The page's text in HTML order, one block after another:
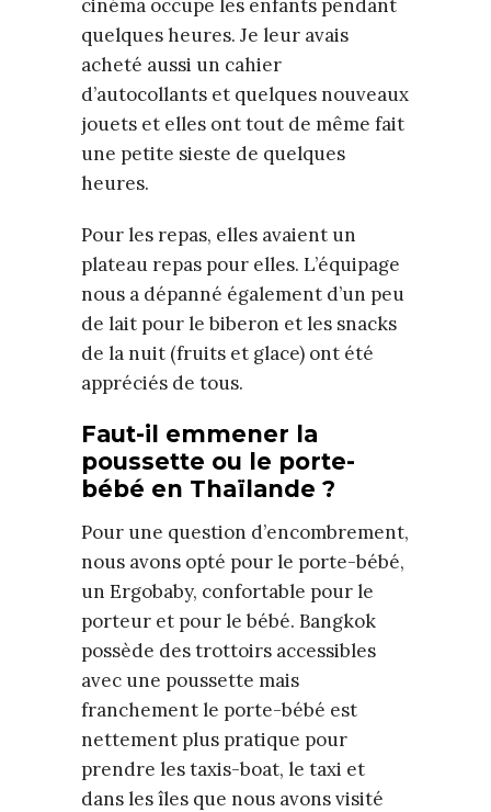
cinéma occupe les enfants pendant
quelques heures. Je leur avais
acheté aussi un cahier
d’autocollants et quelques nouveaux
jouets et elles ont tout de même fait
une petite sieste de quelques
heures.
Pour les repas, elles avaient un
plateau repas pour elles. L’équipage
nous a dépanné également d’un peu
de lait pour le biberon et les snacks
de la nuit (fruits et glace) ont été
appréciés de tous.
Faut-il emmener la
poussette ou le porte-
bébé en Thaïlande ?
Pour une question d’encombrement,
nous avons opté pour le porte-bébé,
un Ergobaby, confortable pour le
porteur et pour le bébé. Bangkok
possède des trottoirs accessibles
avec une poussette mais
franchement le porte-bébé est
nettement plus pratique pour
prendre les taxis-boat, le taxi et
dans les îles que nous avons visité